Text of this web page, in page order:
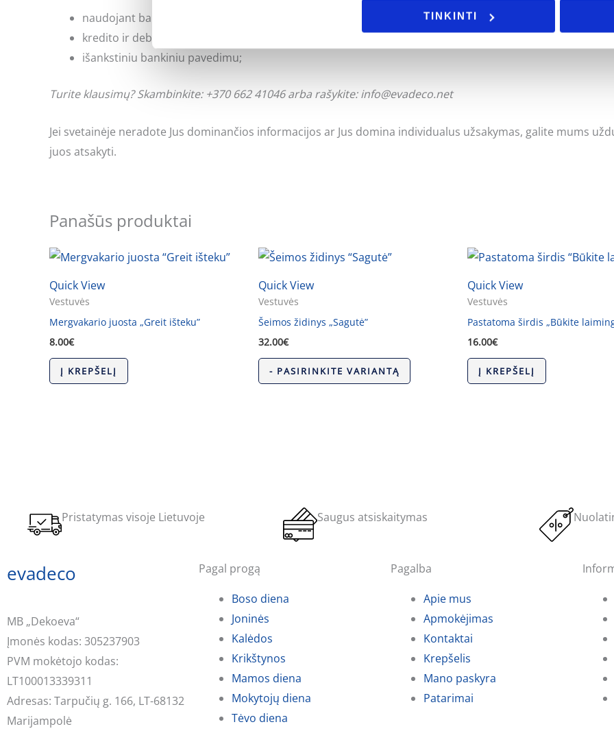
TINKINTI
naudojant banko internetinės bankininkystės sistemas;
kredito ir debeto kortele;
išankstiniu bankiniu pavedimu;
Turite klausimų? Skambinkite: +370 662 41046 arba rašykite: info@evadeco.net
Jei svetainėje neradote Jus dominančios informacijos ar Jus domina individualus užsakymas, galite mums
juos atsakyti.
Panašūs produktai
Quick View
Vestuvės
Mergvakario juosta „Greit išteku”
8.00€
Į KREPŠELĮ
Quick View
Vestuvės
Šeimos židinys „Sagutė”
32.00€
- PASIRINKITE VARIANTĄ
Quick View
Vestuvės
Pastatoma širdis „Būkite
16.00€
Į KREPŠELĮ
Pristatymas visoje Lietuvoje Saugus atsiskaitymas
evadeco
MB „Dekoeva“
Įmonės kodas: 305237903
PVM mokėtojo kodas:
LT100013339311
Adresas: Tarpučių g. 166, LT-68132
Marijampolė
Pagal progą
Boso diena
Joninės
Kalėdos
Krikštynos
Mamos diena
Mokytojų diena
Tėvo diena
Pagalba
Apie mus
Apmokėjimas
Kontaktai
Krepšelis
Mano paskyra
Patarimai